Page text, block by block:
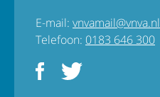
E-mail: vnvamail@vnva.nl
Telefoon: 0183 646 300